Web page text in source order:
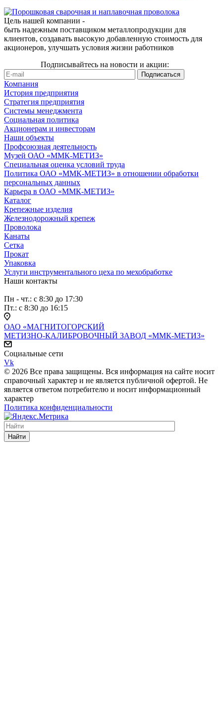
Цель нашей компании -
быть надежным поставщиком металлопродукции для
клиентов, создавать высокую добавленную стоимость для
акционеров, улучшать условия жизни работников
Подписывайтесь на новости и акции:
Компания
История предприятия
Стратегия предприятия
Системы менеджмента
Социальная политика
Акционерам и инвесторам
Наши объекты
Профсоюзная деятельность
Музей ОАО «ММК-МЕТИЗ»
Специальная оценка условий труда
Политика ОАО «ММК-МЕТИЗ» в отношении обработки
персональных данных
Карьера в ОАО «ММК-МЕТИЗ»
Каталог
Крепежные изделия
Железнодорожный крепеж
Проволока
Канаты
Сетка
Прокат
Упаковка
Услуги инструментального цеха по мехобработке
Наши контакты
Пн - чт.: с 8:30 до 17:30
Пт.: с 8:30 до 16:15
ОАО «МАГНИТОГОРСКИЙ
МЕТИЗНО-КАЛИБРОВОЧНЫЙ ЗАВОД «ММК-МЕТИЗ»
Социальные сети
Vk
© 2026 Все права защищены. Вся информация на сайте носит
справочный характер и не является публичной офертой. Не
является ответом потребителю и носит информационный
характер
Политика конфиденциальности
Найти